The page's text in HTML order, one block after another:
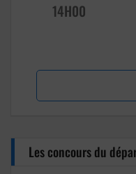
14H00
Les concours du